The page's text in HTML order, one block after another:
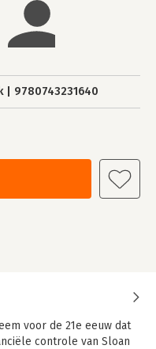
9780743231640
voor de 21e eeuw dat
controle van Sloan